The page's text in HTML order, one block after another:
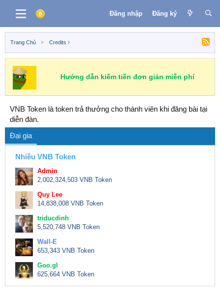
Đăng nhập Đăng ký
Trang Chủ Credits
Hướng dẫn kiếm tiền đơn giản miễn phí
VNB Token là token trả thưởng cho thành viên khi đăng bài tại
diễn đàn.
Đại gia
Nhiều VNB Token
Admin
2,002,324,503 VNB Token
Quy Lee
14,838,008 VNB Token
triducdinh
5,520,748 VNB Token
Wall-E
653,343 VNB Token
Goo.gl
625,664 VNB Token